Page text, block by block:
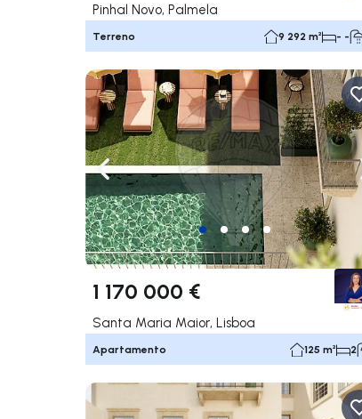
Pinhal Novo, Palmela
Terreno 9 292 m² - -
Navegação para a esquerda
1 170 000 €
Santa Maria Maior, Lisboa
Apartamento 125 m² 2